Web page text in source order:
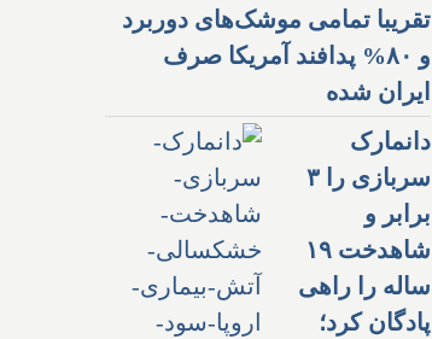
تقریبا تمامی موشک‌های دوربرد
و ۸۰% پدافند آمریکا صرف
ایران شده
دانمارک
سربازی را ۳
برابر و
شاهدخت ۱۹
ساله را راهی
پادگان کرد؛